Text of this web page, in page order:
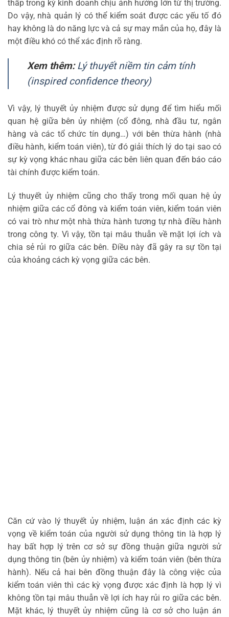
thấp trong kỳ kinh doanh chịu ảnh hưởng lớn từ thị trường.
Do vậy, nhà quản lý có thể kiểm soát được các yếu tố đó
hay không là do năng lực và cả sự may mắn của họ, đây là
một điều khó có thể xác định rõ ràng.
Xem thêm: Lý thuyết niềm tin cảm tính
(inspired confidence theory)
Vì vậy, lý thuyết ủy nhiệm được sử dụng để tìm hiểu mối
quan hệ giữa bên ủy nhiệm (cổ đông, nhà đầu tư, ngân
hàng và các tổ chức tín dụng…) với bên thừa hành (nhà
điều hành, kiểm toán viên), từ đó giải thích lý do tại sao có
sự kỳ vọng khác nhau giữa các bên liên quan đến báo cáo
tài chính được kiểm toán.
Lý thuyết ủy nhiệm cũng cho thấy trong mối quan hệ ủy
nhiệm giữa các cổ đông và kiểm toán viên, kiểm toán viên
có vai trò như một nhà thừa hành tương tự nhà điều hành
trong công ty. Vì vậy, tồn tại mâu thuẫn về mặt lợi ích và
chia sẻ rủi ro giữa các bên. Điều này đã gây ra sự tồn tại
của khoảng cách kỳ vọng giữa các bên.
Căn cứ vào lý thuyết ủy nhiệm, luận án xác định các kỳ
vọng về kiểm toán của người sử dụng thông tin là hợp lý
hay bất hợp lý trên cơ sở sự đồng thuận giữa người sử
dụng thông tin (bên ủy nhiệm) và kiểm toán viên (bên thừa
hành). Nếu cả hai bên đồng thuận đây là công việc của
kiểm toán viên thì các kỳ vọng được xác định là hợp lý vì
không tồn tại mâu thuẫn về lợi ích hay rủi ro giữa các bên.
Mặt khác, lý thuyết ủy nhiệm cũng là cơ sở cho luận án